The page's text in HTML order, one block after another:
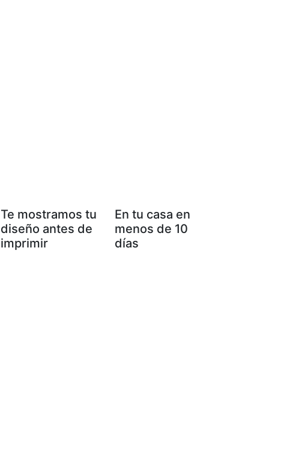
Te mostramos tu
diseño antes de
imprimir
En tu casa en
menos de 10
días